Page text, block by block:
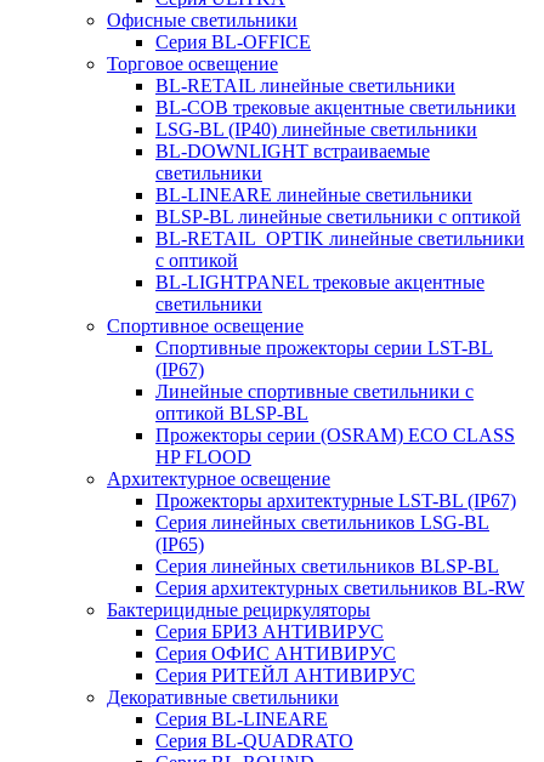
Офисные светильники
Серия BL-OFFICE
Торговое освещение
BL-RETAIL линейные светильники
BL-COB трековые акцентные светильники
LSG-BL (IP40) линейные светильники
BL-DOWNLIGHT встраиваемые
светильники
BL-LINEARE линейные светильники
BLSP-BL линейные светильники с оптикой
BL-RETAIL_OPTIK линейные светильники
с оптикой
BL-LIGHTPANEL трековые акцентные
светильники
Спортивное освещение
Спортивные прожекторы серии LST-BL
(IP67)
Линейные спортивные светильники с
оптикой BLSP-BL
Прожекторы серии (OSRAM) ECO CLASS
HP FLOOD
Архитектурное освещение
Прожекторы архитектурные LST-BL (IP67)
Серия линейных светильников LSG-BL
(IP65)
Серия линейных светильников BLSP-BL
Серия архитектурных светильников BL-RW
Бактерицидные рециркуляторы
Серия БРИЗ АНТИВИРУС
Серия ОФИС АНТИВИРУС
Серия РИТЕЙЛ АНТИВИРУС
Декоративные светильники
Серия BL-LINEARE
Серия BL-QUADRATO